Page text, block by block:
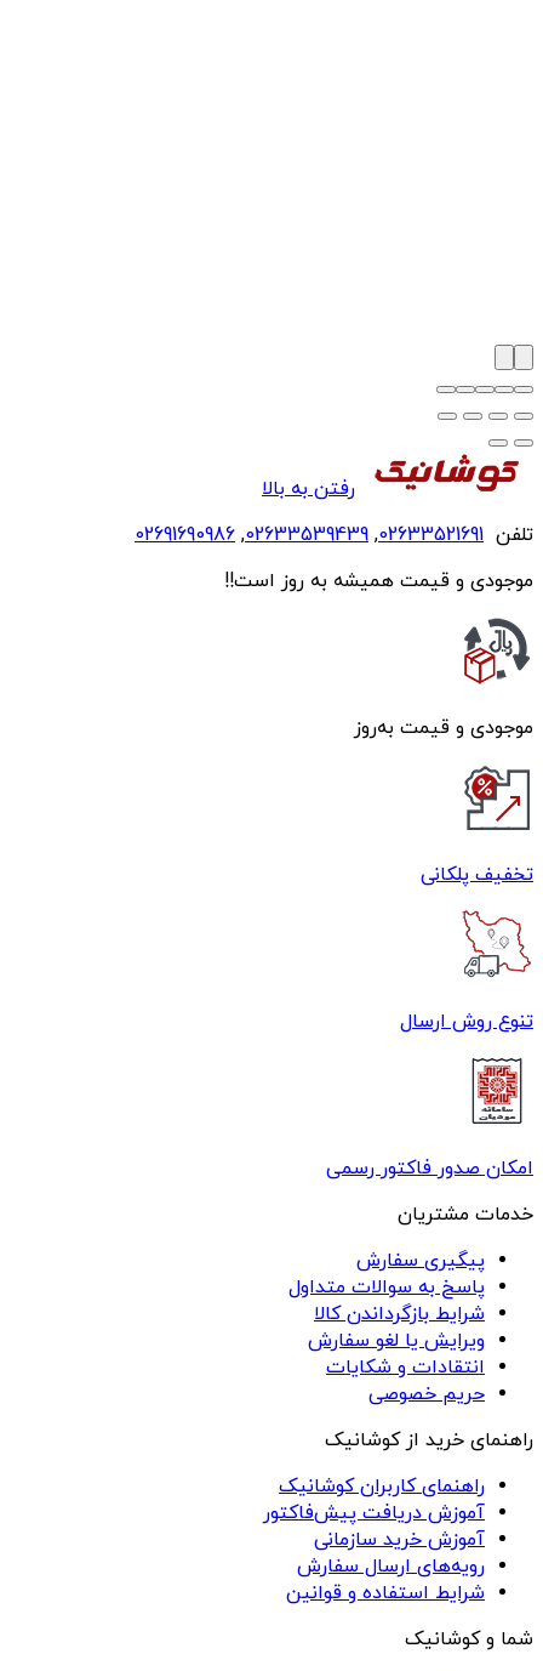
رفتن به بالا
تلفن 02633521691
,
02633539439
,
02691690986
موجودی و قیمت همیشه به روز است!!
موجودی و قیمت به‌روز
تخفیف پلکانی
تنوع روش ارسال
امکان صدور فاکتور رسمی
خدمات مشتریان
پیگیری سفارش
پاسخ به سوالات متداول
شرایط بازگرداندن کالا
ویرایش یا لغو سفارش
انتقادات و شکایات
حریم خصوصی
راهنمای خرید از کوشانیک
راهنمای کاربران کوشانیک
آموزش دریافت پیش‌فاکتور
آموزش خرید سازمانی
رویه‌های ارسال سفارش
شرایط استفاده و قوانین
شما و کوشانیک